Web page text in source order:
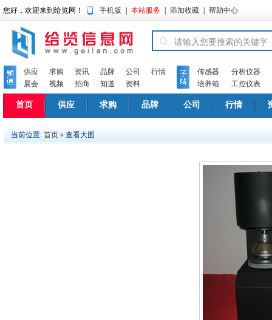
您好，欢迎来到给览网！ 手机版 本站服务 添加收藏 帮助中心
供应 求购 资讯 品牌 公司
行情
展会
视频 招商 知道 资料
传感器
分析仪器
培养箱
工控仪表
首页 供应 求购 品牌 公司 行情
当前位置: 首页 » 查看大图